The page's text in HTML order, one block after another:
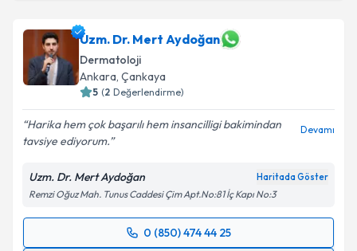
Uzm. Dr. Mert Aydoğan
Dermatoloji
Ankara, Çankaya
5 (2 Değerlendirme)
Harika hem çok başarılı hem insancilligi bakimindan
tavsiye ediyorum.
Devamı
Uzm. Dr. Mert Aydoğan Haritada Göster
Remzi Oğuz Mah. Tunus Caddesi Çim Apt.No:81 İç Kapı No:3
0 (850) 474 44 25
Randevu Takvimi Talebi